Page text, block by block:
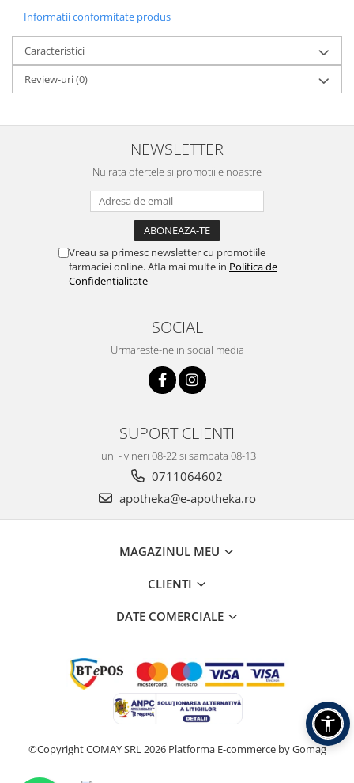
Informatii conformitate produs
Caracteristici
Review-uri(0)
NEWSLETTER
Nu rata ofertele si promotiile noastre
Vreau sa primesc newsletter cu promotiile
farmaciei online. Afla mai multe in Politica de
Confidentialitate
SOCIAL
Urmareste-ne in social media
SUPORT CLIENTI
luni - vineri 08-22 si sambata 08-13
0711064602
apotheka@e-apotheka.ro
MAGAZINUL MEU
CLIENTI
DATE COMERCIALE
©Copyright COMAY SRL 2026 Platforma E-commerce by Gomag